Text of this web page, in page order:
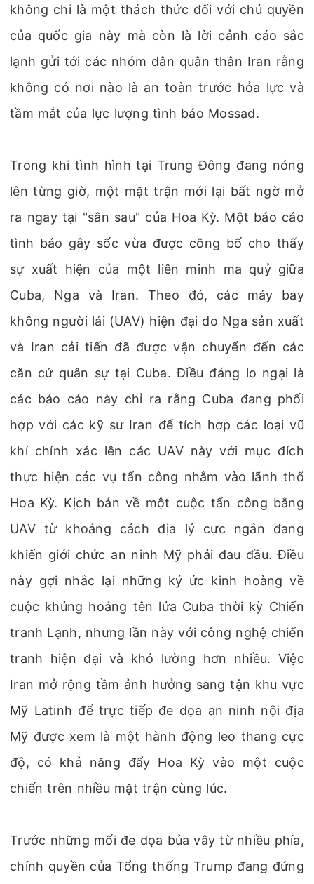
không chỉ là một thách thức đối với chủ quyền
của quốc gia này mà còn là lời cảnh cáo sắc
lạnh gửi tới các nhóm dân quân thân Iran rằng
không có nơi nào là an toàn trước hỏa lực và
tầm mắt của lực lượng tình báo Mossad.
Trong khi tình hình tại Trung Đông đang nóng
lên từng giờ, một mặt trận mới lại bất ngờ mở
ra ngay tại "sân sau" của Hoa Kỳ. Một báo cáo
tình báo gây sốc vừa được công bố cho thấy
sự xuất hiện của một liên minh ma quỷ giữa
Cuba, Nga và Iran. Theo đó, các máy bay
không người lái (UAV) hiện đại do Nga sản xuất
và Iran cải tiến đã được vận chuyển đến các
căn cứ quân sự tại Cuba. Điều đáng lo ngại là
các báo cáo này chỉ ra rằng Cuba đang phối
hợp với các kỹ sư Iran để tích hợp các loại vũ
khí chính xác lên các UAV này với mục đích
thực hiện các vụ tấn công nhắm vào lãnh thổ
Hoa Kỳ. Kịch bản về một cuộc tấn công bằng
UAV từ khoảng cách địa lý cực ngắn đang
khiến giới chức an ninh Mỹ phải đau đầu. Điều
này gợi nhắc lại những ký ức kinh hoàng về
cuộc khủng hoảng tên lửa Cuba thời kỳ Chiến
tranh Lạnh, nhưng lần này với công nghệ chiến
tranh hiện đại và khó lường hơn nhiều. Việc
Iran mở rộng tầm ảnh hưởng sang tận khu vực
Mỹ Latinh để trực tiếp đe dọa an ninh nội địa
Mỹ được xem là một hành động leo thang cực
độ, có khả năng đẩy Hoa Kỳ vào một cuộc
chiến trên nhiều mặt trận cùng lúc.
Trước những mối đe dọa bủa vây từ nhiều phía,
chính quyền của Tổng thống Trump đang đứng